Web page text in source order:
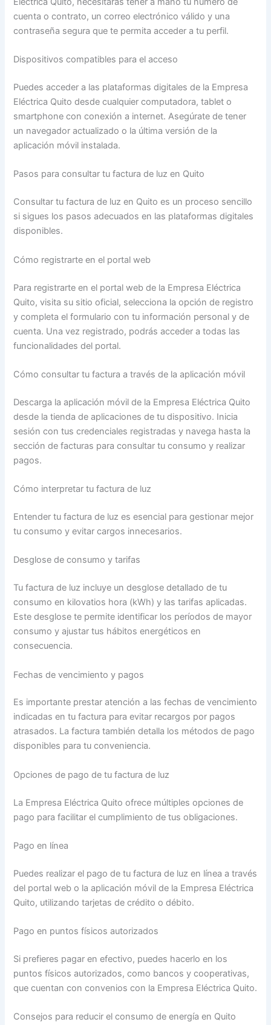
cuenta o contrato, un correo electrónico válido y una
contraseña segura que te permita acceder a tu perfil.
Dispositivos compatibles para el acceso
Puedes acceder a las plataformas digitales de la Empresa
Eléctrica Quito desde cualquier computadora, tablet o
smartphone con conexión a internet. Asegúrate de tener
un navegador actualizado o la última versión de la
aplicación móvil instalada.
Pasos para consultar tu factura de luz en Quito
Consultar tu factura de luz en Quito es un proceso sencillo
si sigues los pasos adecuados en las plataformas digitales
disponibles.
Cómo registrarte en el portal web
Para registrarte en el portal web de la Empresa Eléctrica
Quito, visita su sitio oficial, selecciona la opción de registro
y completa el formulario con tu información personal y de
cuenta. Una vez registrado, podrás acceder a todas las
funcionalidades del portal.
Cómo consultar tu factura a través de la aplicación móvil
Descarga la aplicación móvil de la Empresa Eléctrica Quito
desde la tienda de aplicaciones de tu dispositivo. Inicia
sesión con tus credenciales registradas y navega hasta la
sección de facturas para consultar tu consumo y realizar
pagos.
Cómo interpretar tu factura de luz
Entender tu factura de luz es esencial para gestionar mejor
tu consumo y evitar cargos innecesarios.
Desglose de consumo y tarifas
Tu factura de luz incluye un desglose detallado de tu
consumo en kilovatios hora (kWh) y las tarifas aplicadas.
Este desglose te permite identificar los períodos de mayor
consumo y ajustar tus hábitos energéticos en
consecuencia.
Fechas de vencimiento y pagos
Es importante prestar atención a las fechas de vencimiento
indicadas en tu factura para evitar recargos por pagos
atrasados. La factura también detalla los métodos de pago
disponibles para tu conveniencia.
Opciones de pago de tu factura de luz
La Empresa Eléctrica Quito ofrece múltiples opciones de
pago para facilitar el cumplimiento de tus obligaciones.
Pago en línea
Puedes realizar el pago de tu factura de luz en línea a través
del portal web o la aplicación móvil de la Empresa Eléctrica
Quito, utilizando tarjetas de crédito o débito.
Pago en puntos físicos autorizados
Si prefieres pagar en efectivo, puedes hacerlo en los
puntos físicos autorizados, como bancos y cooperativas,
que cuentan con convenios con la Empresa Eléctrica Quito.
Consejos para reducir el consumo de energía en Quito